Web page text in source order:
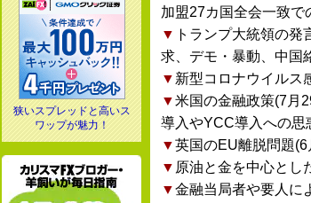
加盟27カ国全会一致で
▼ トランプ大統領の
求、デモ・暴動、中国
▼ 新型コロナウイルス
▼米国の金融政策(7月
導入やYCC導入への思
▼英国のEU離脱問題
▼ 原油と金を中心とし
▼金融当局者や要人に
狭いスプレッドと高いス
ワップが魅力！